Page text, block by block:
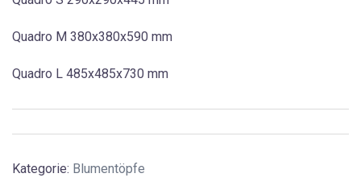
Quadro M 380x380x590 mm
Quadro L 485x485x730 mm
Kategorie: Blumentöpfe